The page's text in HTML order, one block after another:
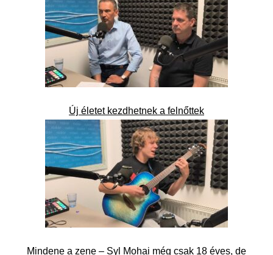
Új életet kezdhetnek a felnőttek
Mindene a zene – Syl Mohai még csak 18 éves, de